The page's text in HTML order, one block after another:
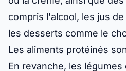
compris l'alcool, les jus
les desserts comme le
Les aliments protéinés
En revanche, les